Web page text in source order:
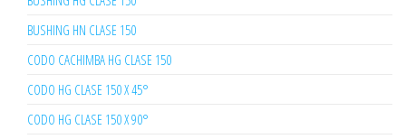
BUSHING HN CLASE 150
CODO CACHIMBA HG CLASE 150
CODO HG CLASE 150 X 45°
CODO HG CLASE 150 X 90°